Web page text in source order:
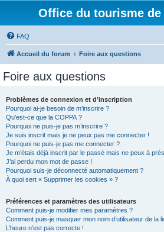
Office du tourisme de
FAQ
Accueil du forum Foire aux questions
Foire aux questions
Problèmes de connexion et d’inscription
Pourquoi ai-je besoin de m’inscrire ?
Qu’est-ce que la COPPA ?
Pourquoi ne puis-je pas m’inscrire ?
Je suis inscrit mais je ne peux pas me connecter !
Pourquoi ne puis-je pas me connecter ?
Je m’étais déjà inscrit par le passé mais ne peux à
J’ai perdu mon mot de passe !
Pourquoi suis-je déconnecté automatiquement ?
À quoi sert « Supprimer les cookies » ?
Préférences et paramètres des utilisateurs
Comment puis-je modifier mes paramètres ?
Comment puis-je masquer mon nom d’utilisateur de la
L’heure n’est pas correcte !